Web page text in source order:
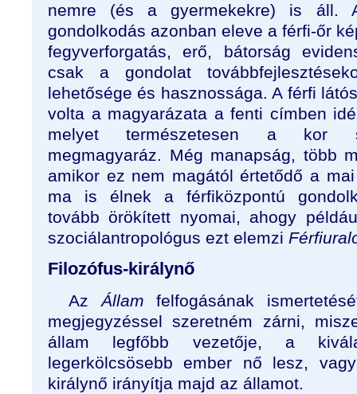
nemre (és a gyermekekre) is áll.
gondolkodás azonban eleve a férfi-őr
fegyverforgatás, erő, bátorság
csak a gondolat
lehetősége és hasznossága. A férfi
volta a magyarázata a fenti címben
melyet természetesen a kor
megmagyaráz. Még manapság, több
amikor ez nem magától értetődő a
ma is élnek a férfiközpontú
tovább örökített nyomai, ahogy
szociálantropológus ezt elemzi
Filozófus-királynő
Az Államfelfogásának
megjegyzéssel szeretném zárni,
állam legfőbb vezetője, a
legerkölcsösebb ember nő lesz,
királynő irányítja majd az államot.